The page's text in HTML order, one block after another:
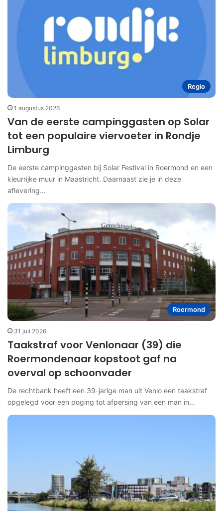
Regio
1 augustus 2026
Van de eerste campinggasten op Solar
tot een populaire viervoeter in Rondje
Limburg
De eerste campinggasten bij Solar Festival in Roermond en een
kleurrijke muur in Maastricht. Daarnaast zie je in deze
aflevering…
Roermond
31 juli 2026
Taakstraf voor Venlonaar (39) die
Roermondenaar kopstoot gaf na
overval op schoonvader
De rechtbank heeft een 39-jarige man uit Venlo een taakstraf
opgelegd voor een poging tot afpersing van een man in…